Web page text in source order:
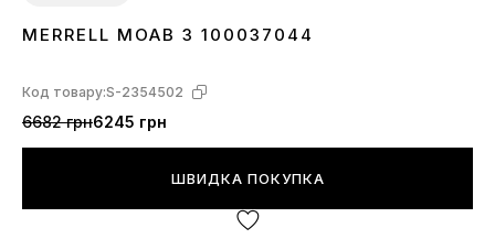
36
MERRELL MOAB 3 100037044
Код товару:S-2354502
6682 грн6245 грн
ШВИДКА ПОКУПКА